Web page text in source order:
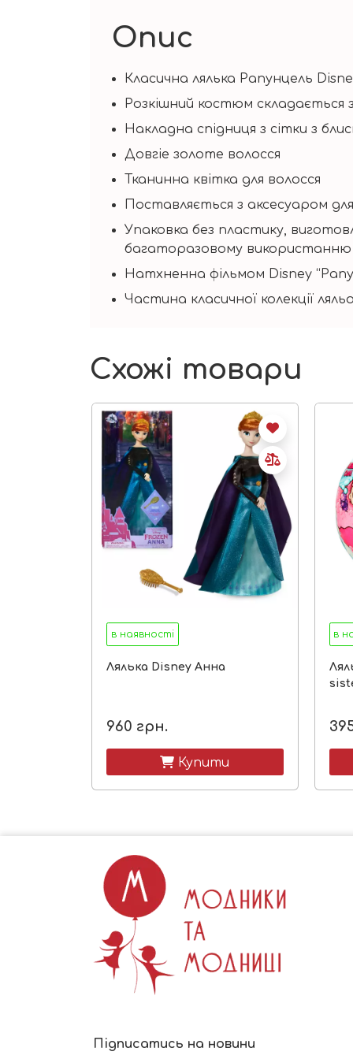
Опис
Класична лялька Рапунцель
Розкішний костюм складається
Накладна спідниця з сітки з
Довгіе золоте волосся
Тканинна квітка для волосся
Поставляється з аксесуаром
Упаковка без пластику,
багаторазовому використанню
Натхненна фільмом Disney
Частина класичної колекції
Схожі товари
в наявності
Лялька Disney Анна
960 грн.
 Купити
в
Підписатись на новини